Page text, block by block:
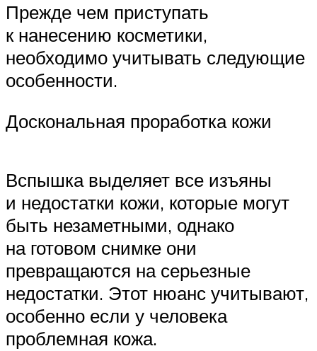
Прежде чем приступать
к нанесению косметики,
необходимо учитывать следующие
особенности.
Доскональная проработка кожи
Вспышка выделяет все изъяны
и недостатки кожи, которые могут
быть незаметными, однако
на готовом снимке они
превращаются на серьезные
недостатки. Этот нюанс учитывают,
особенно если у человека
проблемная кожа.